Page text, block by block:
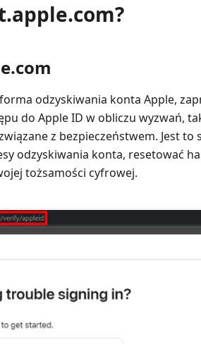
odzyskiwania konta Apple,
do Apple ID w obliczu wyzwań,
z bezpieczeństwem. Jest
odzyskiwania konta, resetować
tożsamości cyfrowej.